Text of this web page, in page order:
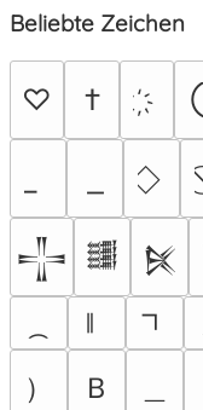
Beliebte Zeichen
♡ †
𒋲 𒌃
𒍮
）
Ｂ